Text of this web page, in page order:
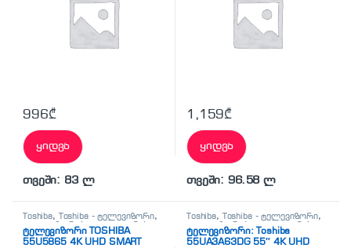
996₾
ყიდვა
თვეში: 83 ლ
1,159₾
ყიდვა
თვეში: 96.58 ლ
Toshiba, Toshiba - ტელევიზორი,
ტელევიზორები,ტელეფონები,
პლანშეტები,
აქსესუარები,ტელევიზორი
ტელევიზორი TOSHIBA
55U5865 4K UHD SMART
Toshiba, Toshiba - ტელევიზორი,
ტელევიზორები
,ტელეფონები,
პლანშეტები,
აქსესუარები,ტელევიზორი
ტელევიზორი: Toshiba
55UA3A63DG 55″ 4K UHD